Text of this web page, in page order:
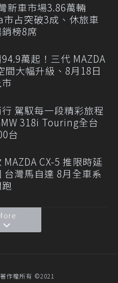
新車市場3.86萬輛
市占突破3成、休旅車
榜8席
萬起！三代 MAZDA
間大幅升級、8月18日
駕馭每一段精彩旅程
318i Touring全台
台
MAZDA CX-5 推限時延
台灣馬自達 8月全車系
作權所有 ©2021